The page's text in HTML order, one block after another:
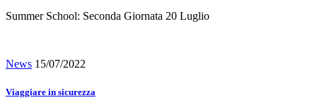
Summer School: Seconda Giornata 20 Luglio
News 15/07/2022
Viaggiare in sicurezza